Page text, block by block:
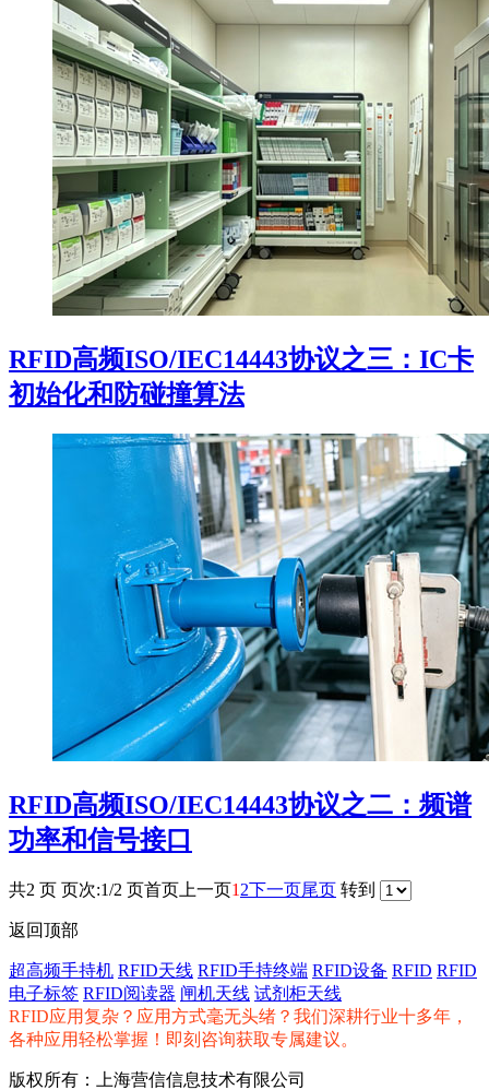
RFID高频ISO/IEC14443协议之三：IC卡
初始化和防碰撞算法
RFID高频ISO/IEC14443协议之二：频谱
功率和信号接口
共2 页 页次:1/2 页首页 上一页1 2下一页尾页 转到
返回顶部
超高频手持机 RFID天线 RFID手持终端 RFID设备 RFID RFID
电子标签 RFID阅读器 闸机天线 试剂柜天线
RFID应用复杂？应用方式毫无头绪？我们深耕行业十多年，
各种应用轻松掌握！即刻咨询获取专属建议。
版权所有：上海营信信息技术有限公司